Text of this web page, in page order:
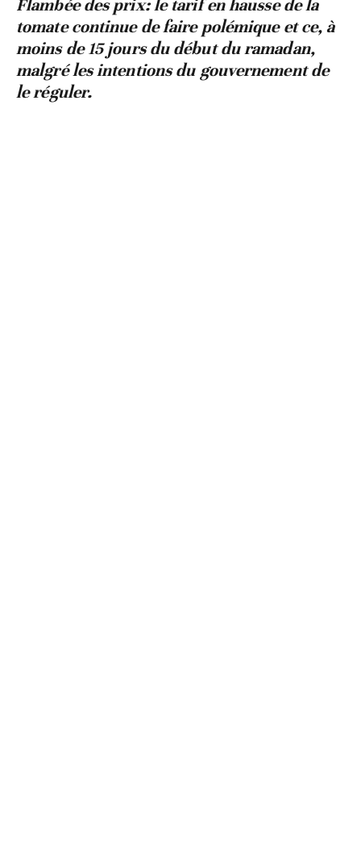
Flambée des prix: le tarif en hausse de la
tomate continue de faire polémiqueet ce, à
moins de 15 jours du début du ramadan,
malgré les intentions du gouvernement de
le réguler.